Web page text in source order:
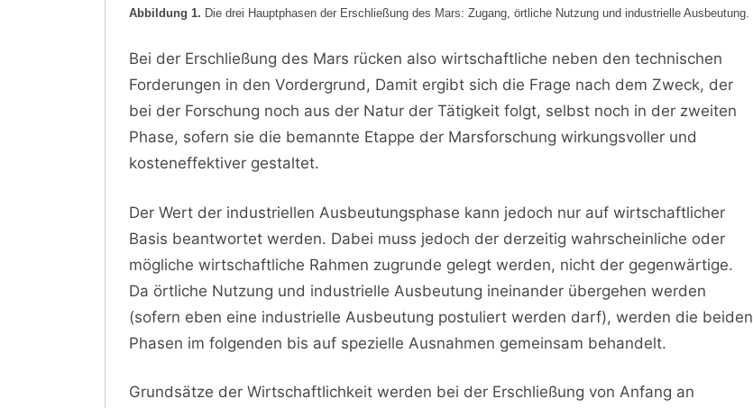
Abbildung 1. Die drei Hauptphasen der Erschließung des Mars: Zugang, örtliche Nutzung und industrielle Ausbeutung.
Bei der Erschließung des Mars rücken also wirtschaftliche neben den technischen
Forderungen in den Vordergrund, Damit ergibt sich die Frage nach dem Zweck, der
bei der Forschung noch aus der Natur der Tätigkeit folgt, selbst noch in der zweiten
Phase, sofern sie die bemannte Etappe der Marsforschung wirkungsvoller und
kosteneffektiver gestaltet.
Der Wert der industriellen Ausbeutungsphase kann jedoch nur auf wirtschaftlicher
Basis beantwortet werden. Dabei muss jedoch der derzeitig wahrscheinliche oder
mögliche wirtschaftliche Rahmen zugrunde gelegt werden, nicht der gegenwärtige.
Da örtliche Nutzung und industrielle Ausbeutung ineinander übergehen werden
(sofern eben eine industrielle Ausbeutung postuliert werden darf), werden die beiden
Phasen im folgenden bis auf spezielle Ausnahmen gemeinsam behandelt.
Grundsätze der Wirtschaftlichkeit werden bei der Erschließung von Anfang an